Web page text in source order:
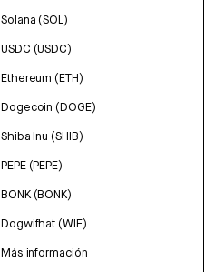
Solana (SOL)
USDC (USDC)
Ethereum (ETH)
Dogecoin (DOGE)
Shiba Inu (SHIB)
PEPE (PEPE)
BONK (BONK)
Dogwifhat (WIF)
Más información